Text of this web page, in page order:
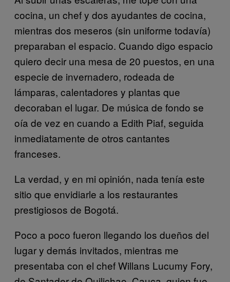
cocina, un chef y dos ayudantes de cocina,
mientras dos meseros (sin uniforme todavía)
preparaban el espacio. Cuando digo espacio
quiero decir una mesa de 20 puestos, en una
especie de invernadero, rodeada de
lámparas, calentadores y plantas que
decoraban el lugar. De música de fondo se
oía de vez en cuando a Edith Piaf, seguida
inmediatamente de otros cantantes
franceses.
La verdad, y en mi opinión, nada tenía este
sitio que envidiarle a los restaurantes
prestigiosos de Bogotá.
Poco a poco fueron llegando los dueños del
lugar y demás invitados, mientras me
presentaba con el chef Willans Lucumy Fory,